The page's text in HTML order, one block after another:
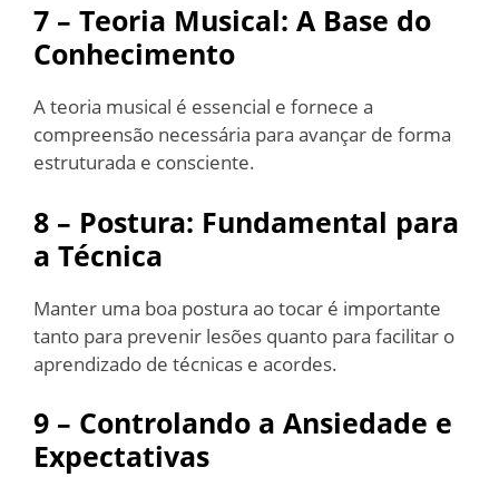
7 – Teoria Musical: A Base do
Conhecimento
A teoria musical é essencial e fornece a
compreensão necessária para avançar de forma
estruturada e consciente.
8 – Postura: Fundamental para
a Técnica
Manter uma boa postura ao tocar é importante
tanto para prevenir lesões quanto para facilitar o
aprendizado de técnicas e acordes.
9 – Controlando a Ansiedade e
Expectativas